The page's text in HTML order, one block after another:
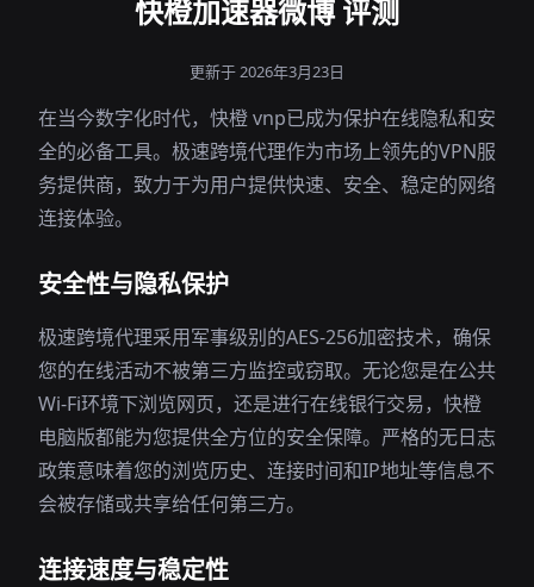
快橙加速器微博 评测
更新于 2026年3月23日
在当今数字化时代，快橙 vnp已成为保护在线隐私和安
全的必备工具。极速跨境代理作为市场上领先的VPN服
务提供商，致力于为用户提供快速、安全、稳定的网络
连接体验。
安全性与隐私保护
极速跨境代理采用军事级别的AES-256加密技术，确保
您的在线活动不被第三方监控或窃取。无论您是在公共
Wi-Fi环境下浏览网页，还是进行在线银行交易，快橙
电脑版都能为您提供全方位的安全保障。严格的无日志
政策意味着您的浏览历史、连接时间和IP地址等信息不
会被存储或共享给任何第三方。
连接速度与稳定性